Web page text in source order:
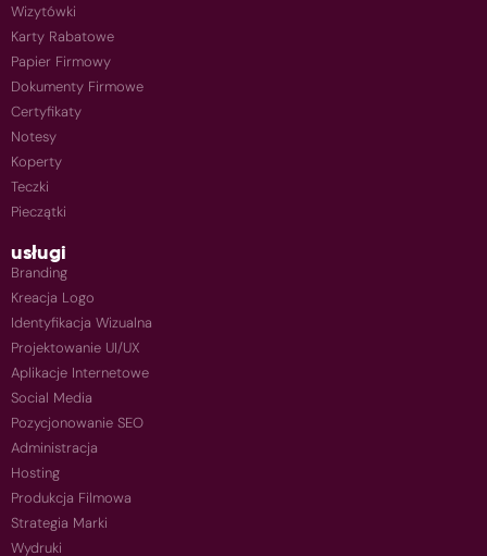
Wizytówki
Karty Rabatowe
Papier Firmowy
Dokumenty Firmowe
Certyfikaty
Notesy
Koperty
Teczki
Pieczątki
usługi
Branding
Kreacja Logo
Identyfikacja Wizualna
Projektowanie UI/UX
Aplikacje Internetowe
Social Media
Pozycjonowanie SEO
Administracja
Hosting
Produkcja Filmowa
Strategia Marki
Wydruki